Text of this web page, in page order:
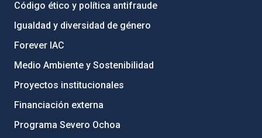
Código ético y política antifraude
Igualdad y diversidad de género
Forever IAC
Medio Ambiente y Sostenibilidad
Proyectos institucionales
Financiación externa
Programa Severo Ochoa